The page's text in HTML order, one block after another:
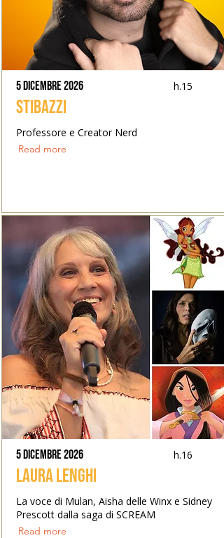
5 dicembre 2026 h.15
Stibazzi
Professore e Creator Nerd
Read more
5 dicembre 2026 h.16
Laura Lenghi
La voce di Mulan, Aisha delle Winx e Sidney
Prescott dalla saga di SCREAM
Read more